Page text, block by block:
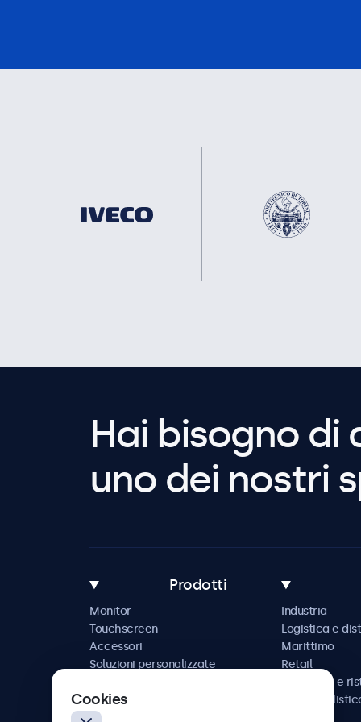
Hai bisogno di
uno dei nostri
Prodotti
Monitor
Touchscreen
Accessori
Soluzioni personalizzate
Industria
Logistica e
Marittimo
Retail
Ospitalità e
Cookies